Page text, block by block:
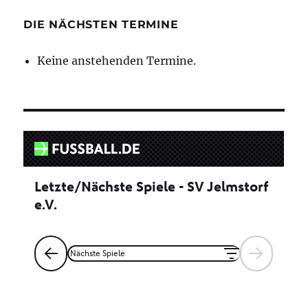
DIE NÄCHSTEN TERMINE
Keine anstehenden Termine.